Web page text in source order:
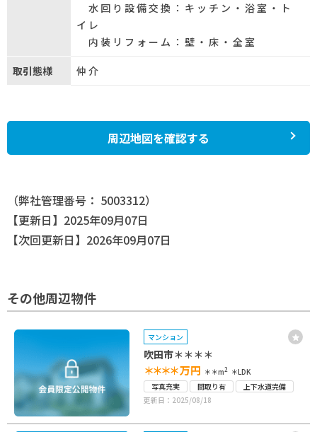
水回り設備交換：キッチン・浴室・ト
イレ
内装リフォーム：壁・床・全室
取引態様 仲介
周辺地図を確認する
（弊社管理番号： 5003312）
【更新日】2025年09月07日
【次回更新日】2026年09月07日
その他周辺物件
マンション
吹田市＊＊＊＊
＊＊＊＊万円 ＊＊m2 ＊LDK
写真充実
間取り有
上下水道完備
更新日：2025/08/18